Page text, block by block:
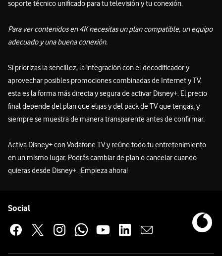
soporte técnico unificado para tu televisión y tu conexión.
Para ver contenidos en 4K necesitas un plan compatible, un equipo
adecuado y una buena conexión.
Si priorizas la sencillez, la integración con el decodificador y
aprovechar posibles promociones combinadas de Internet y TV,
esta es la forma más directa y segura de activar Disney+. El precio
final depende del plan que elijas y del pack de TV que tengas, y
siempre se muestra de manera transparente antes de confirmar.
Activa Disney+ con Vodafone TV y reúne todo tu entretenimiento
en un mismo lugar. Podrás cambiar de plan o cancelar cuando
quieras desde Disney+. ¡Empieza ahora!
Social